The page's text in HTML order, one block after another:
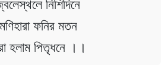
নিশিদিনে
মণিহারা ফনির মতন
হলাম পিতৃধনে ।।